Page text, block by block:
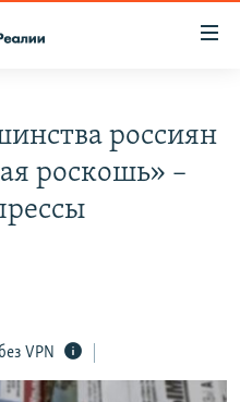
россиян
роскошь» –
VPN